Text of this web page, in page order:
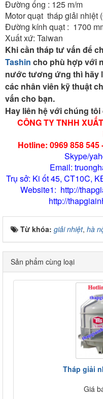
Đường ống : 125 m/m
Motor quạt tháp giải nhiệt
Đường kính quạt : 1700
Xuất xứ: Taiwan
Khi cần tháp tư vấn để
Tashin cho phù hợp với
nước tương ứng thì hãy
các nhân viên kỹ thuật
vấn cho bạn.
Hay liên hệ với chúng
CÔNG TY TNHH
Hotline: 0969 858 545
Skype/
Email:
Trụ sở: Ki ốt 45, CT10C,
Website1: http://
http://
Từ khóa: giải nhiệt, hà
Sản phẩm cùng loại
Tháp giải
Giá